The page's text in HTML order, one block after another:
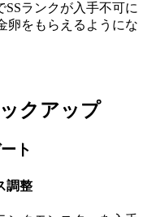
ランクが入手不可に
卵をもらえるようにな
クアップ
ト
調整